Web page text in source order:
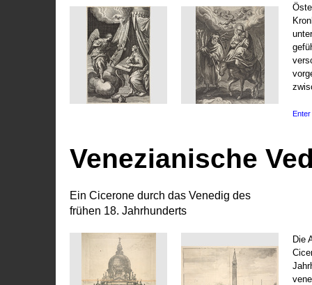
Enter
Venezianische
Ein Cicerone durch das Venedig des
frühen 18. Jahrhunderts
Die